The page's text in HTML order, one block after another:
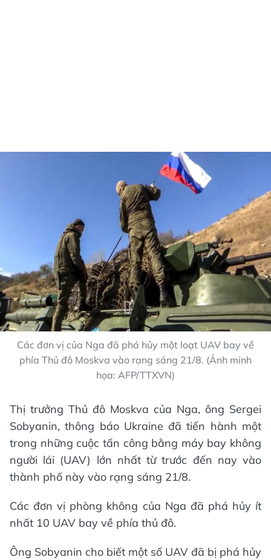
Các đơn vị của Nga đã phá hủy một loạt UAV bay về
phía Thủ đô Moskva vào rạng sáng 21/8. (Ảnh minh
họa: AFP/TTXVN)
Thị trưởng Thủ đô Moskva của Nga, ông Sergei
Sobyanin, thông báo Ukraine đã tiến hành một
trong những cuộc tấn công bằng máy bay không
người lái (UAV) lớn nhất từ trước đến nay vào
thành phố này vào rạng sáng 21/8.
Các đơn vị phòng không của Nga đã phá hủy ít
nhất 10 UAV bay về phía thủ đô.
Ông Sobyanin cho biết một số UAV đã bị phá hủy